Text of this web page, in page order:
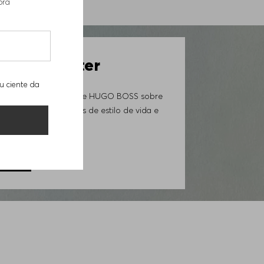
ciente da
50484535405
Newsletter
da Loja Online HUGO BOSS sobre
exclusivos, trends de estilo de vida e